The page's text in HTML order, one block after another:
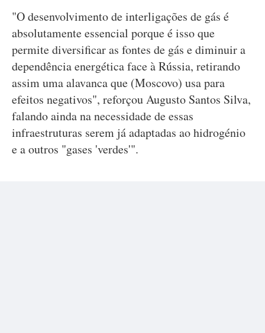
"O desenvolvimento de interligações de gás é
absolutamente essencial porque é isso que
permite diversificar as fontes de gás e diminuir a
dependência energética face à Rússia, retirando
assim uma alavanca que (Moscovo) usa para
efeitos negativos", reforçou Augusto Santos Silva,
falando ainda na necessidade de essas
infraestruturas serem já adaptadas ao hidrogénio
e a outros "gases 'verdes'".